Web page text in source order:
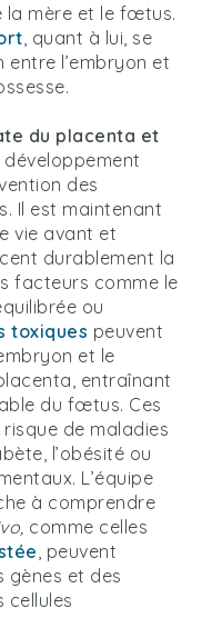
la mère et le fœtus.
, quant à lui, se
l’embryon et
du placenta et
des
Il est maintenant
vie avant et
durablement la
facteurs comme le
ou
toxiques peuvent
et le
entraînant
du fœtus. Ces
de maladies
l’obésité ou
L’équipe
à comprendre
comme celles
, peuvent
gènes et des
cellules